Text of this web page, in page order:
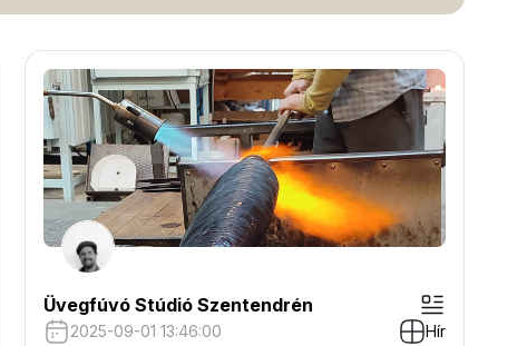
Üvegfúvó Stúdió Szentendrén
2025-09-01 13:46:00 Hír